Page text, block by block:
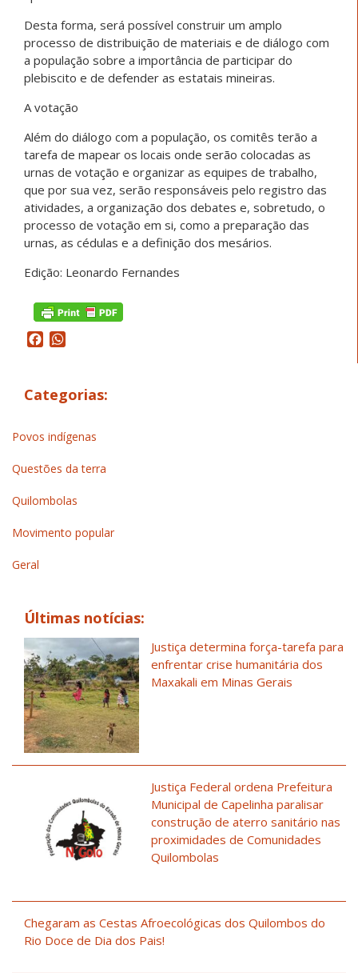
Desta forma, será possível construir um amplo
processo de distribuição de materiais e de diálogo com
a população sobre a importância de participar do
plebiscito e de defender as estatais mineiras.
A votação
Além do diálogo com a população, os comitês terão a
tarefa de mapear os locais onde serão colocadas as
urnas de votação e organizar as equipes de trabalho,
que por sua vez, serão responsáveis pelo registro das
atividades, a organização dos debates e, sobretudo, o
processo de votação em si, como a preparação das
urnas, as cédulas e a definição dos mesários.
Edição: Leonardo Fernandes
Facebook
Categorias:
Povos indígenas
Questões da terra
Quilombolas
Movimento popular
Geral
Últimas notícias:
Justiça determina força-tarefa para
enfrentar crise humanitária dos
Maxakali em Minas Gerais
Justiça Federal ordena Prefeitura
Municipal de Capelinha paralisar
construção de aterro sanitário nas
proximidades de Comunidades
Quilombolas
Chegaram as Cestas Afroecológicas dos Quilombos do
Rio Doce de Dia dos Pais!